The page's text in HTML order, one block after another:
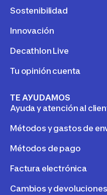
Sostenibilidad
Innovación
Decathlon Live
Tu opinión cuenta
TE AYUDAMOS
Ayuda y atención al
Métodos y gastos de
Métodos de pago
Factura electrónica
Cambios y devoluciones